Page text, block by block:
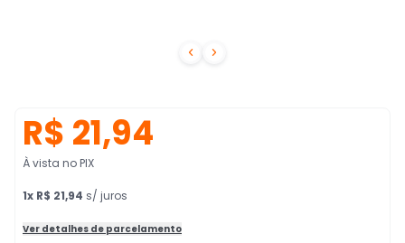
 
R$ 21,94
À vista no PIX
1x R$ 21,94 s/ juros
Ver detalhes de parcelamento